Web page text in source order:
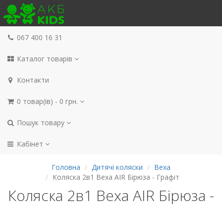
067 400 16 31
Каталог товарів
Контакти
0 товар(ів) - 0 грн.
Пошук товару
Кабінет
Головна Дитячі коляски
Bexa
Коляска 2в1 Bexa AIR Бірюза - Графіт
Коляска 2в1 Bexa AIR Бірюза -